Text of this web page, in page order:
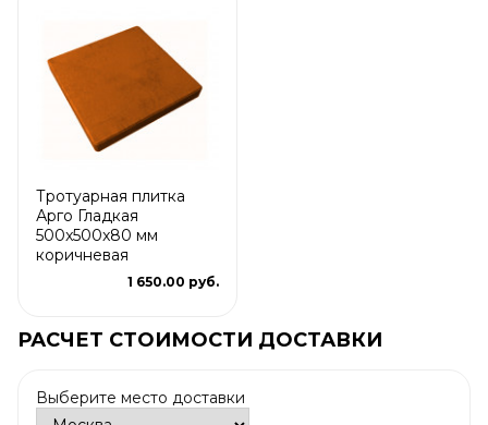
Тротуарная плитка
Арго Гладкая
500x500x80 мм
коричневая
1 650.00 руб.
РАСЧЕТ СТОИМОСТИ ДОСТАВКИ
Выберите место доставки